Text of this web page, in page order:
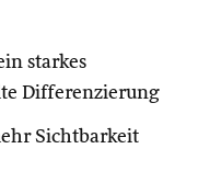
starkes
Differenzierung
Sichtbarkeit